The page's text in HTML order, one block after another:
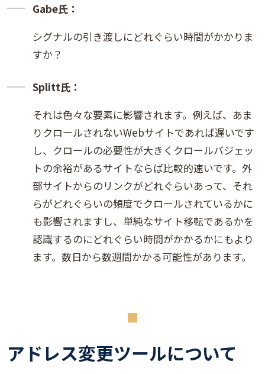
Gabe氏：
シグナルの引き渡しにどれぐらい時間がかかりま
すか？
Splitt氏：
それは色々な要素に影響されます。例えば、あま
りクロールされないWebサイトであれば遅いです
し、クロールの必要性が大きくクロールバジェッ
トの余裕があるサイトならば比較的速いです。外
部サイトからのリンクがどれぐらいあって、それ
らがどれぐらいの頻度でクロールされているかに
も影響されますし、単純なサイト移転であるかを
認識するのにどれぐらい時間がかかるかにもより
ます。数日から数週間かかる可能性があります。
アドレス変更ツールについて